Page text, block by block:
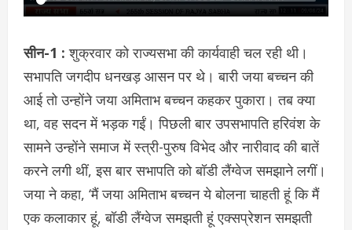
सीन-1 :शुक्रवार को राज्यसभा की कार्यवाही चल रही थी।
सभापति जगदीप धनखड़ आसन पर थे। बारी जया बच्चन की
आई तो उन्होंने जया अमिताभ बच्चन कहकर पुकारा। तब क्या
था, वह सदन में भड़क गईं। पिछली बार उपसभापति हरिवंश के
सामने उन्होंने समाज में स्त्री-पुरुष विभेद और नारीवाद की बातें
करने लगी थीं, इस बार सभापति को बॉडी लैंग्वेज समझाने लगीं।
जया ने कहा, ‘मैं जया अमिताभ बच्चन ये बोलना चाहती हूं कि मैं
एक कलाकार हूं, बॉडी लैंग्वेज समझती हूं एक्सप्रेशन समझती